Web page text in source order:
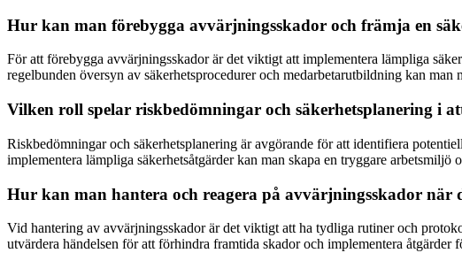
Hur kan man förebygga avvärjningsskador och främja en
För att förebygga avvärjningsskador är det viktigt att implementera lämpliga
regelbunden översyn av säkerhetsprocedurer och medarbetarutbildning kan man
Vilken roll spelar riskbedömningar och säkerhetsplanering i
Riskbedömningar och säkerhetsplanering är avgörande för att identifiera
implementera lämpliga säkerhetsåtgärder kan man skapa en tryggare arbetsmiljö
Hur kan man hantera och reagera på avvärjningsskador när
Vid hantering av avvärjningsskador är det viktigt att ha tydliga rutiner och
utvärdera händelsen för att förhindra framtida skador och implementera